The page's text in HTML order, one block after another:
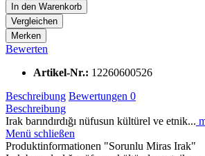
In den Warenkorb
Vergleichen
Merken
Bewerten
Artikel-Nr.: 12260600526
Beschreibung Bewertungen 0
Beschreibung
Irak barındırdığı nüfusun kültürel ve etnik...
Menü schließen
Produktinformationen "Sorunlu Miras Irak"